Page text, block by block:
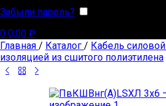
Забыли пароль?
0 0,00 ₽
Главная / Каталог / Кабель силовой
изоляцией из сшитого полиэтилена